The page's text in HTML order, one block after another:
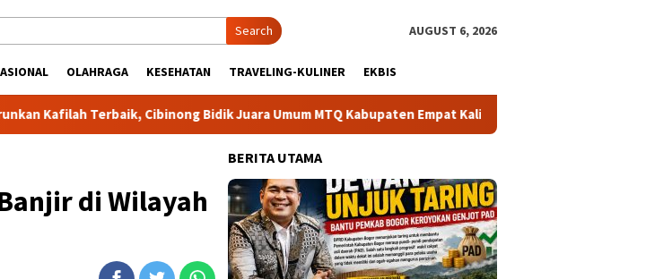
Search AUGUST 6, 2026
OLAHRAGA KESEHATAN TRAVELING-KULINER EKBIS
Cibinong Bidik Juara Umum MTQ Kabupaten Empat Kali Beruntun
di Wilayah
BERITA UTAMA